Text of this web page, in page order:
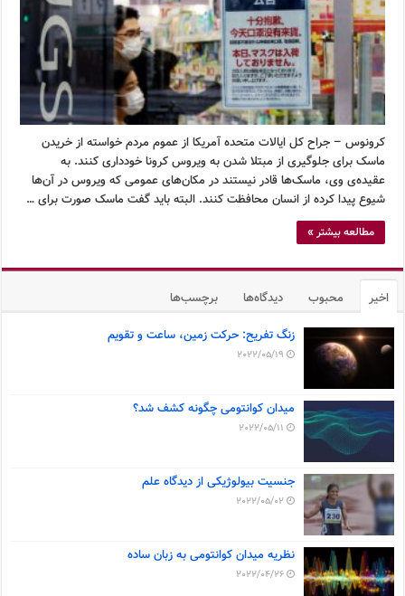
کرونوس – جراح کل ایالات متحده آمریکا از عموم مردم خواسته از خریدن
ماسک برای جلوگیری از مبتلا شدن به ویروس کرونا خودداری کنند. به
عقیده‌ی وی، ماسک‌ها قادر نیستند در مکان‌های عمومی که ویروس در آن‌ها
شیوع پیدا کرده از انسان محافظت کنند. البته باید گفت ماسک صورت برای …
مطالعه بیشتر »
اخیر محبوب دیدگاه‌ها برچسب‌ها
زنگ تفریح: حرکت زمین، ساعت و تقویم
2022/05/19
میدان کوانتومی چگونه کشف شد؟
2022/05/11
جنسیت بیولوژیکی از دیدگاه علم
2022/05/02
نظریه میدان کوانتومی به زبان ساده
2022/04/26